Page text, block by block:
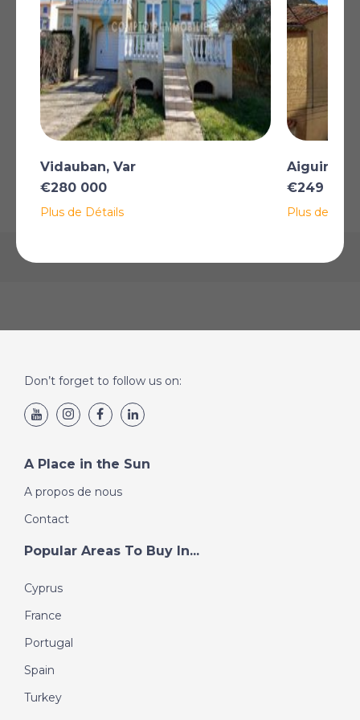
équipée, 2 chambres, 1 salle d'eau, Wc indépendant.
Garage pour motos, remise et cave. Terrain env. 940
m2 plat.
Plus
AFFICHER SUR LA CARTE
La carte peut ne pas indiquer l'emplacement exact
Vidauban, Var
€280 000
Plus de Détails
Aiguines,
€249 000
Plus de
Don’t forget to follow us on:
A Place in the Sun
A propos de nous
Contact
Popular Areas To Buy In...
Cyprus
France
Portugal
Spain
Turkey